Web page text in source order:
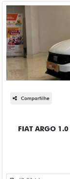
Compartilhe
FIAT ARGO 1.0